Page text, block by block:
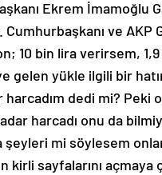
Ekrem İmamoğlu
ve AKP
10 bin lira verirsem,
yükle ilgili bir
dedi mi? Peki
harcadı onu da
şeyleri mi söylesem
sayfalarını açmaya